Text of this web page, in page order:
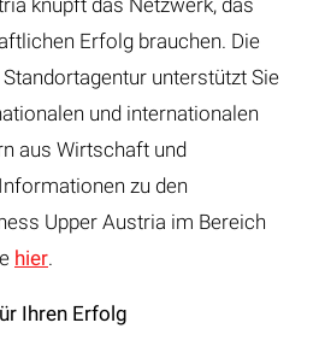
Erfolg brauchen. Die
unterstützt Sie
und internationalen
aus Wirtschaft und
zu den
Upper Austria im Bereich
hier.
Ihren Erfolg